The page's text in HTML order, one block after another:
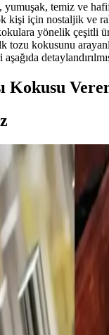
yumuşak, temiz ve
kişi için nostaljik ve
yönelik çeşitli
tozu kokusunu
Kokusu
Edp
ve Kalıcı
Edp 100 Ml
boyu kalıcı, çok
için ideal bir tercihtir.
Esansı
Menşei
Esansı, doğal
ve kullanımı
uygun, günlük